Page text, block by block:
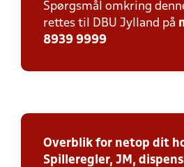
Spørgsmål omkring
rettes til DBU Jylland på
8939 9999
Overblik for netop dit
Spilleregler, JM,